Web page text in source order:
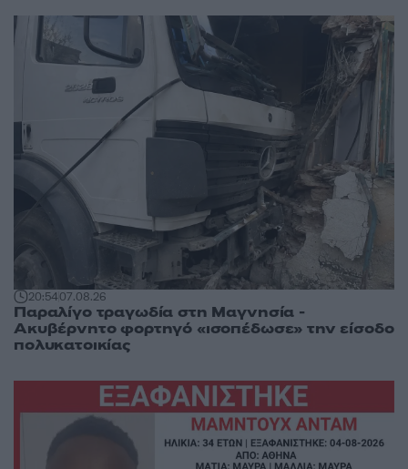
20:5407.08.26
Παραλίγο τραγωδία στη Μαγνησία -
Ακυβέρνητο φορτηγό «ισοπέδωσε» την είσοδο
πολυκατοικίας